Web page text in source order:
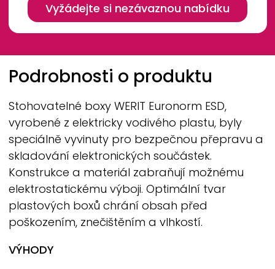
Vyžádejte si nezávaznou nabídku
Breadcrumb
Podrobnosti o produktu
Stohovatelné boxyWERIT Euronorm ESD,
vyrobené z elektricky vodivého plastu, byly
speciálně vyvinuty pro bezpečnou přepravu a
skladování elektronických součástek.
Konstrukce a materiál zabraňují možnému
elektrostatickému výboji. Optimální tvar
plastových boxů chrání obsah před
poškozením, znečištěním a vlhkostí.
VÝHODY